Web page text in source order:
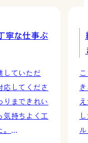
寧な仕事ぶ
していただ
応してくださ
りまできれい
気持ちよく工